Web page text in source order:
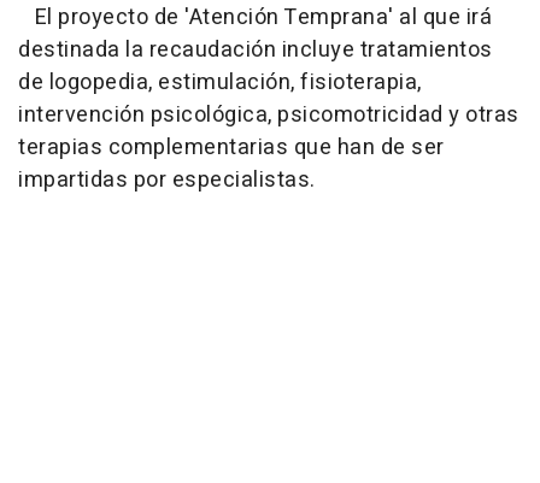
El proyecto de 'Atención Temprana' al que irá
destinada la recaudación incluye tratamientos
de logopedia, estimulación, fisioterapia,
intervención psicológica, psicomotricidad y otras
terapias complementarias que han de ser
impartidas por especialistas.